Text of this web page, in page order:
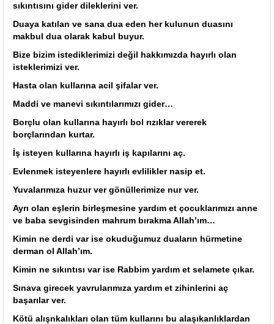
sıkıntısını gider dileklerini ver.
Duaya katılan ve sana dua eden her kulunun duasını
makbul dua olarak kabul buyur.
Bize bizim istediklerimizi değil hakkımızda hayırlı olan
isteklerimizi ver.
Hasta olan kullarına acil şifalar ver.
Maddi ve manevi sıkıntılarımızı gider…
Borçlu olan kullarına hayırlı bol rızıklar vererek
borçlarından kurtar.
İş isteyen kullarına hayırlı iş kapılarını aç.
Evlenmek isteyenlere hayırlı evlilikler nasip et.
Yuvalarımıza huzur ver gönüllerimize nur ver.
Ayrı olan eşlerin birleşmesine yardım et çocuklarımızı anne
ve baba sevgisinden mahrum bırakma Allah’ım…
Kimin ne derdi var ise okuduğumuz duaların hürmetine
derman ol Allah’ım.
Kimin ne sıkıntısı var ise Rabbim yardım et selamete çıkar.
Sınava girecek yavrularımıza yardım et zihinlerini aç
başarılar ver.
Kötü alışnkalıkları olan tüm kullarını bu alaşıkanlıklardan